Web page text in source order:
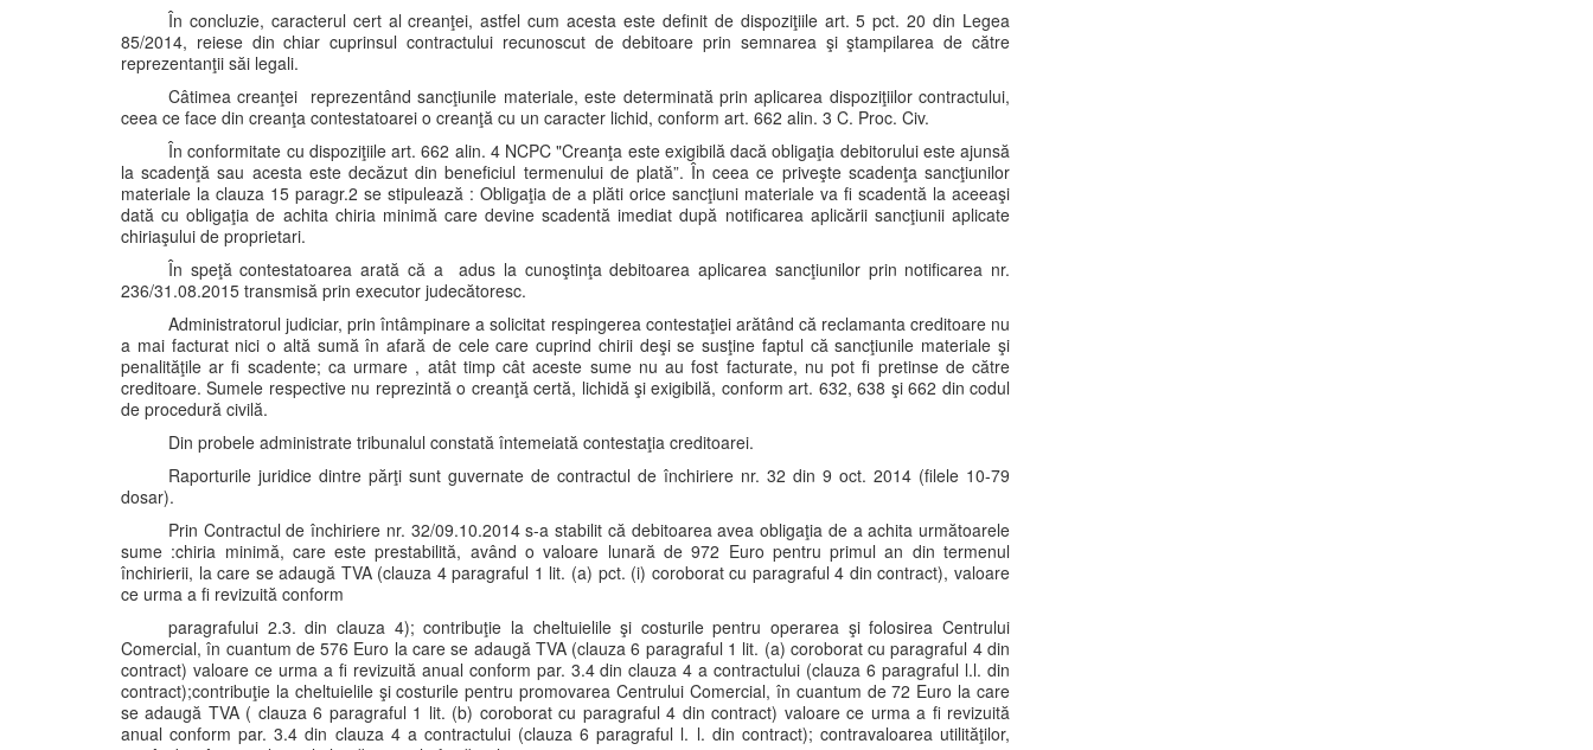
În concluzie, caracterul cert al creanţei, astfel cum acesta este definit de dispoziţiile art. 5 pct. 20 din Legea
85/2014, reiese din chiar cuprinsul contractului recunoscut de debitoare prin semnarea şi ştampilarea de către
reprezentanţii săi legali.
Câtimea creanţei reprezentând sancţiunile materiale, este determinată prin aplicarea dispoziţiilor contractului,
ceea ce face din creanţa contestatoarei o creanţă cu un caracter lichid, conform art. 662 alin. 3 C. Proc. Civ.
În conformitate cu dispoziţiile art. 662 alin. 4 NCPC "Creanţa este exigibilă dacă obligaţia debitorului este ajunsă
la scadenţă sau acesta este decăzut din beneficiul termenului de plată”. În ceea ce priveşte scadenţa sancţiunilor
materiale la clauza 15 paragr.2 se stipulează : Obligaţia de a plăti orice sancţiuni materiale va fi scadentă la aceeaşi
dată cu obligaţia de achita chiria minimă care devine scadentă imediat după notificarea aplicării sancţiunii aplicate
chiriaşului de proprietari.
În speţă contestatoarea arată că a adus la cunoştinţa debitoarea aplicarea sancţiunilor prin notificarea nr.
236/31.08.2015 transmisă prin executor judecătoresc.
Administratorul judiciar, prin întâmpinare a solicitat respingerea contestaţiei arătând că reclamanta creditoare nu
a mai facturat nici o altă sumă în afară de cele care cuprind chirii deşi se susţine faptul că sancţiunile materiale şi
penalităţile ar fi scadente; ca urmare , atât timp cât aceste sume nu au fost facturate, nu pot fi pretinse de către
creditoare. Sumele respective nu reprezintă o creanţă certă, lichidă şi exigibilă, conform art. 632, 638 şi 662 din codul
de procedură civilă.
Din probele administrate tribunalul constată întemeiată contestaţia creditoarei.
Raporturile juridice dintre părţi sunt guvernate de contractul de închiriere nr. 32 din 9 oct. 2014 (filele 10-79
dosar).
Prin Contractul de închiriere nr. 32/09.10.2014 s-a stabilit că debitoarea avea obligaţia de a achita următoarele
sume :chiria minimă, care este prestabilită, având o valoare lunară de 972 Euro pentru primul an din termenul
închirierii, la care se adaugă TVA (clauza 4 paragraful 1 lit. (a) pct. (i) coroborat cu paragraful 4 din contract), valoare
ce urma a fi revizuită conform
paragrafului 2.3. din clauza 4); contribuţie la cheltuielile şi costurile pentru operarea şi folosirea Centrului
Comercial, în cuantum de 576 Euro la care se adaugă TVA (clauza 6 paragraful 1 lit. (a) coroborat cu paragraful 4 din
contract) valoare ce urma a fi revizuită anual conform par. 3.4 din clauza 4 a contractului (clauza 6 paragraful l.l. din
contract);contribuţie la cheltuielile şi costurile pentru promovarea Centrului Comercial, în cuantum de 72 Euro la care
se adaugă TVA ( clauza 6 paragraful 1 lit. (b) coroborat cu paragraful 4 din contract) valoare ce urma a fi revizuită
anual conform par. 3.4 din clauza 4 a contractului (clauza 6 paragraful l. l. din contract); contravaloarea utilităţilor,